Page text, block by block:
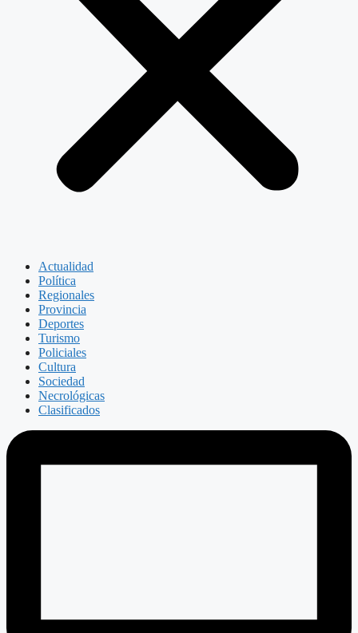
Actualidad
Política
Regionales
Provincia
Deportes
Turismo
Policiales
Cultura
Sociedad
Necrológicas
Clasificados